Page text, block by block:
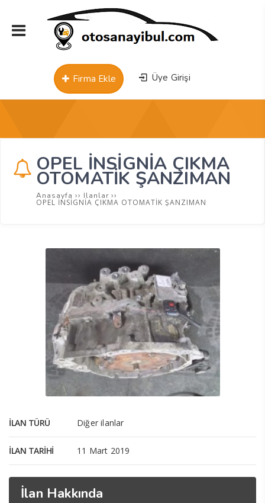
Üye Girişi
Firma Ekle
OPEL İNSİGNİA ÇIKMA
OTOMATİK ŞANZIMAN
Anasayfa ›› İlanlar ››
OPEL İNSİGNİA ÇIKMA OTOMATİK ŞANZIMAN
İLAN TÜRÜ Diğer ilanlar
İLAN TARIHI 11 Mart 2019
İlan Hakkında